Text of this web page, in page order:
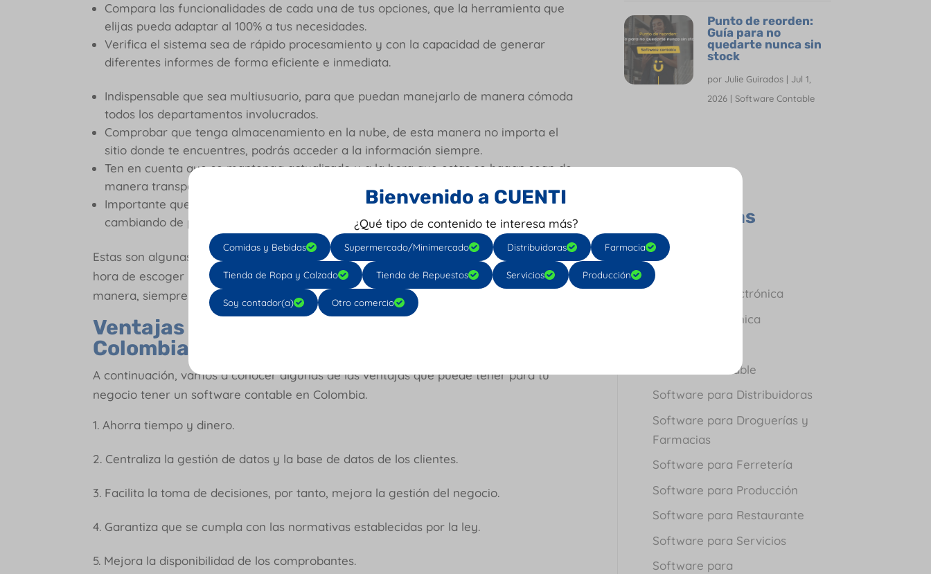
Compara las funcionalidades de cada una de tus opciones, que la herramienta que
elijas pueda adaptar al 100% a tus necesidades.
Verifica el sistema sea de rápido procesamiento y con la capacidad de generar
diferentes informes de forma eficiente e inmediata.
Indispensable que sea multiusuario, para que puedan manejarlo de manera cómoda
todos los departamentos involucrados.
Comprobar que tenga almacenamiento en la nube, de esta manera no importa el
sitio donde te encuentres, podrás acceder a la información siempre.
Ten en cuenta que se mantenga actualizado y a la hora que estas se hagan sean de
manera transparente sin interrumpir tu trabajo.
Importante que el sistema pueda crecer contigo y no tener que estar cada tanto
cambiando de proveedor.
Estas son algunas de las consideraciones más importantes al tomar en cuenta a la
hora de escoger un software de contabilidad para pequeñas empresas, de igual
manera, siempre consulta y busca referencias del proveedor que elijas.
Ventajas de los Softwares Contables en
Colombia.
A continuación, vamos a conocer algunas de las ventajas que puede tener para tu
negocio tener un software contable en Colombia.
Ahorra tiempo y dinero.
Centraliza la gestión de datos y la base de datos de los clientes.
Facilita la toma de decisiones, por tanto, mejora la gestión del negocio.
Garantiza que se cumpla con las normativas establecidas por la ley.
Mejora la disponibilidad de los comprobantes.
Punto de reorden:
Guía para no
quedarte nunca sin
stock
por Julie Guirados| Jul 1,
2026| Software Contable
Categorías
Contador
Empresas
Facturación Electrónica
Nómina Electrónica
Software Contable
Software para Distribuidoras
Software para Droguerías y
Farmacias
Software para Ferretería
Software para Producción
Software para Restaurante
Software para Servicios
Software para
Bienvenido a CUENTI
¿Qué tipo de contenido te interesa más?
Comidas y Bebidas Supermercado/Minimercado Distribuidoras Farmacia
Tienda de Ropa y Calzado Tienda de Repuestos Servicios Producción
Soy contador(a) Otro comercio